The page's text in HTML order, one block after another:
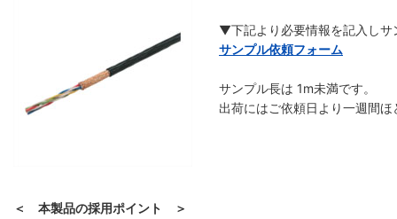
▼下記より必要情報を記入しサ
サンプル依頼フォーム
サンプル長は 1m未満です。
出荷にはご依頼日より一週間
＜ 本製品の採用ポイント ＞